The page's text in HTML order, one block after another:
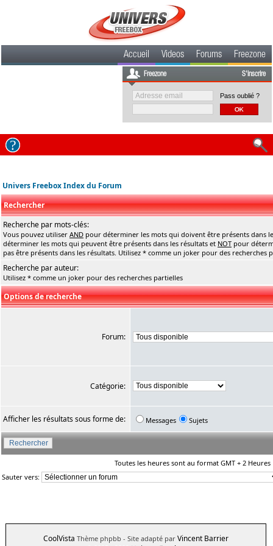
Accueil Videos Forums Freezone
Freezone S'inscrire
Pass oublié ?
Univers Freebox Index du Forum
Rechercher
Recherche par mots-clés:
Vous pouvez utiliser AND pour déterminer les mots qui doivent être présents dans
déterminer les mots qui peuvent être présents dans les résultats et NOT pour
pas être présents dans les résultats. Utilisez * comme un joker pour des recherches
Recherche par auteur:
Utilisez * comme un joker pour des recherches partielles
Options de recherche
Forum:
Catégorie:
Afficher les résultats sous forme de: Messages Sujets
Toutes les heures sont au format GMT + 2 Heures
Sauter vers:
CoolVista Thème phpbb - Site adapté par Vincent Barrier